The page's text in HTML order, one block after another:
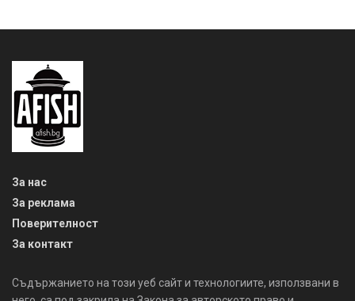
За нас
За реклама
Поверителност
За контакт
Съдържанието на този уеб сайт и технологиите, използвани в